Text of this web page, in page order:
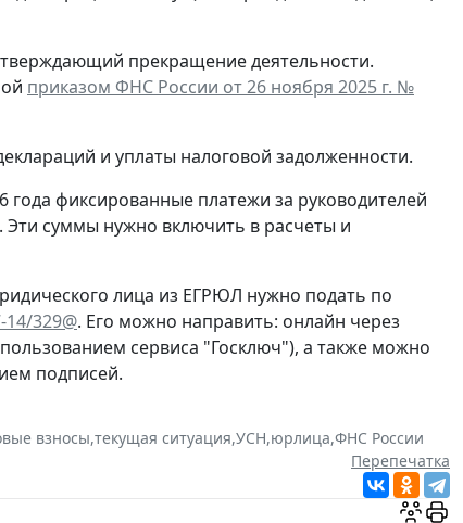
прекращение деятельности.
приказом ФНС России от 26 ноября 2025 г. №
и уплаты налоговой задолженности.
фиксированные платежи за руководителей
суммы нужно включить в расчеты и
лица из ЕГРЮЛ нужно подать по
329@. Его можно направить: онлайн через
сервиса "Госключ"), а также можно
подписей.
взносы,текущая ситуация,УСН,юрлица,ФНС России
Перепечатка